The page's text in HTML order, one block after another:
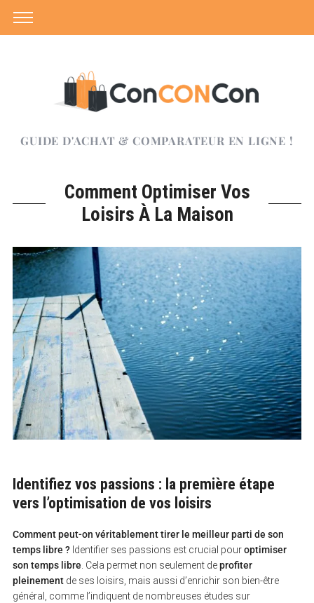
GUIDE D'ACHAT & COMPARATEUR EN LIGNE !
Comment Optimiser Vos
Loisirs À La Maison
Identifiez vos passions : la première étape
vers l’optimisation de vos loisirs
Comment peut-on véritablement tirer le meilleur parti de son
temps libre ?Identifier ses passions est crucial pouroptimiser
son temps libre . Cela permet non seulement deprofiter
pleinementde ses loisirs, mais aussi d’enrichir son bien-être
général, comme l’indiquent de nombreuses études sur